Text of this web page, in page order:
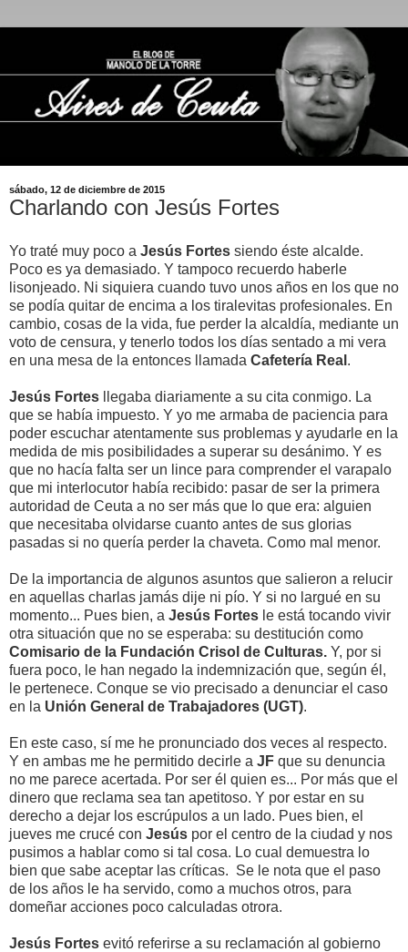
sábado, 12 de diciembre de 2015
Charlando con Jesús Fortes
Yo traté muy poco a Jesús Fortes siendo éste alcalde.
Poco es ya demasiado. Y tampoco recuerdo haberle
lisonjeado. Ni siquiera cuando tuvo unos años en los que no
se podía quitar de encima a los tiralevitas profesionales. En
cambio, cosas de la vida, fue perder la alcaldía, mediante un
voto de censura, y tenerlo todos los días sentado a mi vera
en una mesa de la entonces llamada Cafetería Real .
Jesús Fortes llegaba diariamente a su cita conmigo. La
que se había impuesto. Y yo me armaba de paciencia para
poder escuchar atentamente sus problemas y ayudarle en la
medida de mis posibilidades a superar su desánimo. Y es
que no hacía falta ser un lince para comprender el varapalo
que mi interlocutor había recibido: pasar de ser la primera
autoridad de Ceuta a no ser más que lo que era: alguien
que necesitaba olvidarse cuanto antes de sus glorias
pasadas si no quería perder la chaveta. Como mal menor.
De la importancia de algunos asuntos que salieron a relucir
en aquellas charlas jamás dije ni pío. Y si no largué en su
momento... Pues bien, a Jesús Fortes le está tocando vivir
otra situación que no se esperaba: su destitución como
Comisario de la Fundación Crisol de Culturas. Y, por si
fuera poco, le han negado la indemnización que, según él,
le pertenece. Conque se vio precisado a denunciar el caso
en la Unión General de Trabajadores (UGT).
En este caso, sí me he pronunciado dos veces al respecto.
Y en ambas me he permitido decirle a JF que su denuncia
no me parece acertada. Por ser él quien es... Por más que el
dinero que reclama sea tan apetitoso. Y por estar en su
derecho a dejar los escrúpulos a un lado. Pues bien, el
jueves me crucé con Jesús por el centro de la ciudad y nos
pusimos a hablar como si tal cosa. Lo cual demuestra lo
bien que sabe aceptar las críticas. Se le nota que el paso
de los años le ha servido, como a muchos otros, para
domeñar acciones poco calculadas otrora.
Jesús Fortes evitó referirse a su reclamación al gobierno